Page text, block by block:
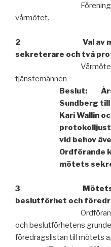
vårmötet.
2
Val av
sekreterare och två
tjänstemännen
Beslut:
Sundberg
Kari Wallin
vid behov
Ordförande
mötets
3
beslutförhet och
och beslutförhetens
föredragslistan till mötets